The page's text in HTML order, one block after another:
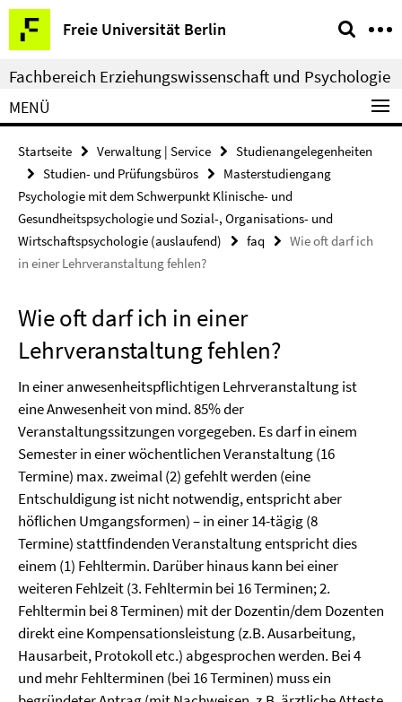
Springe
direkt
zu
Inhalt
Freie Universität Berlin
Service-
Navigation
Fachbereich Erziehungswissenschaft und Psychologie
MENÜ
Startseite Verwaltung | Service
Studienangelegenheiten
Studien- und Prüfungsbüros
Masterstudiengang
Psychologie mit dem Schwerpunkt Klinische- und
Gesundheitspsychologie und Sozial-, Organisations- und
Wirtschaftspsychologie (auslaufend)
faq
Wie oft darf ich
in einer Lehrveranstaltung fehlen?
Wie oft darf ich in einer
Lehrveranstaltung fehlen?
In einer anwesenheitspflichtigen Lehrveranstaltung ist
eine Anwesenheit von mind. 85% der
Veranstaltungssitzungen vorgegeben. Es darf in einem
Semester in einer wöchentlichen Veranstaltung (16
Termine) max. zweimal (2) gefehlt werden (eine
Entschuldigung ist nicht notwendig, entspricht aber
höflichen Umgangsformen) – in einer 14-tägig (8
Termine) stattfindenden Veranstaltung entspricht dies
einem (1) Fehltermin. Darüber hinaus kann bei einer
weiteren Fehlzeit (3. Fehltermin bei 16 Terminen; 2.
Fehltermin bei 8 Terminen) mit der Dozentin/dem Dozenten
direkt eine Kompensationsleistung (z.B. Ausarbeitung,
Hausarbeit, Protokoll etc.) abgesprochen werden. Bei 4
und mehr Fehlterminen (bei 16 Terminen) muss ein